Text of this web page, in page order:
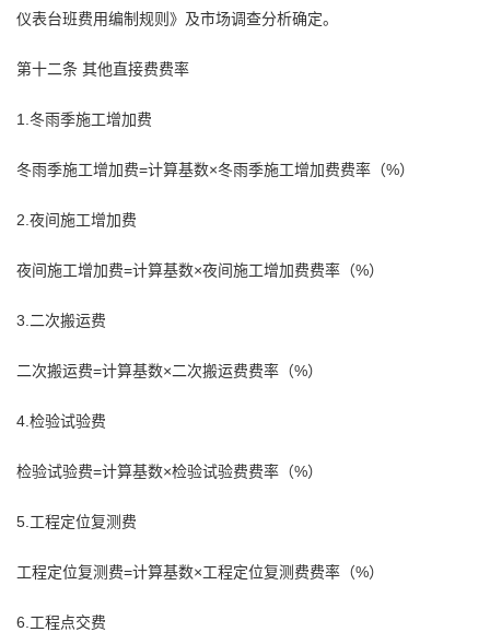
仪表台班费用编制规则》及市场调查分析确定。
第十二条 其他直接费费率
1.冬雨季施工增加费
冬雨季施工增加费=计算基数×冬雨季施工增加费费率（%）
2.夜间施工增加费
夜间施工增加费=计算基数×夜间施工增加费费率（%）
3.二次搬运费
二次搬运费=计算基数×二次搬运费费率（%）
4.检验试验费
检验试验费=计算基数×检验试验费费率（%）
5.工程定位复测费
工程定位复测费=计算基数×工程定位复测费费率（%）
6.工程点交费